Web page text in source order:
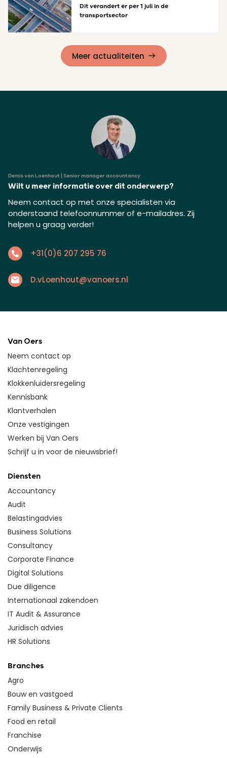
Dit verandert er per 1 juli in de
transportsector
Meer actualiteiten
Demis van Loenhout | Senior manager accountancy
Wilt u meer informatie over dit onderwerp?
Neem contact op met onze specialisten via
onderstaand telefoonnummer of e-mailadres. Zij
helpen u graag verder!
+31(0)6 207 295 76
D.vLoenhout@vanoers.nl
Van Oers
Neem contact op
Klachtenregeling
Klokkenluidersregeling
Kennisbank
Klantverhalen
Onze vestigingen
Werken bij Van Oers
Schrijf u in voor de nieuwsbrief!
Diensten
Accountancy
Audit
Belastingadvies
Business Solutions
Consultancy
Corporate Finance
Digital Solutions
Due diligence
Internationaal zakendoen
IT Audit & Assurance
Juridisch advies
HR Solutions
Branches
Agro
Bouw en vastgoed
Family Business & Private Clients
Food en retail
Franchise
Onderwijs